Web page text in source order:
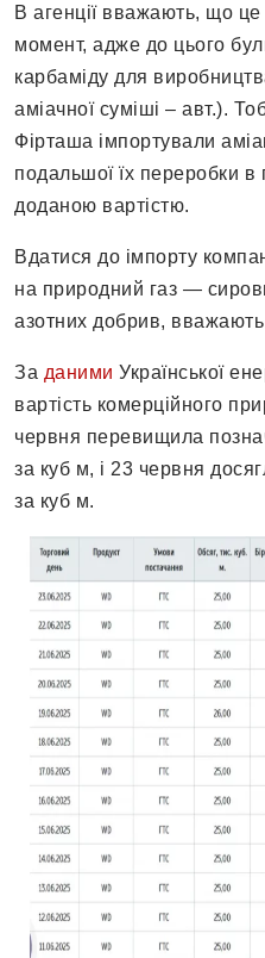
В агенції вважають, що це
момент, адже до цього
карбаміду для
аміачної суміші – авт.).
Фірташа імпортували
подальшої їх переробки
доданою вартістю.
Вдатися до імпорту
на природний газ —
азотних добрив, вважають
За даними Української
вартість комерційного
червня перевищила
за куб м, і 23 червня
за куб м.